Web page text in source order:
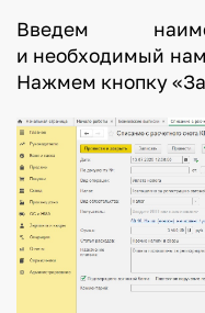
Введем
и необходимый
Нажмем кнопку